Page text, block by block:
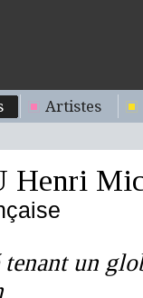
Artistes
Henri
un